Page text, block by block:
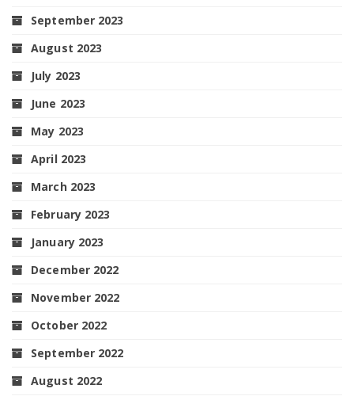
September 2023
August 2023
July 2023
June 2023
May 2023
April 2023
March 2023
February 2023
January 2023
December 2022
November 2022
October 2022
September 2022
August 2022